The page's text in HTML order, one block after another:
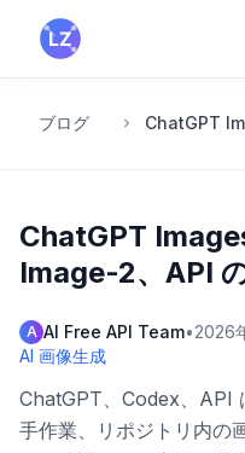
メインコンテンツへスキップ
ブログ
ChatGPT
Image-2、API
A AI Free API Team•2026
AI 画像生成
ChatGPT、Codex、API
手作業、リポジトリ内の